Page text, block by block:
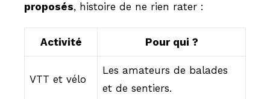
proposés, histoire de ne rien rater :
Activité Pour qui ?
VTT et vélo
Les amateurs de balades
et de sentiers.